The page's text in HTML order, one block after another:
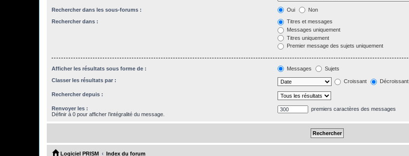
Rechercher dans les sous-forums : Oui Non
Rechercher dans :
Titres et messages
Messages uniquement
Titres uniquement
Premier message des sujets uniquement
Afficher les résultats sous forme de : Messages Sujets
Classer les résultats par : Croissant Décroissant
Rechercher depuis :
Renvoyer les :
Définir à 0 pour afficher l’intégralité du message.
premiers caractères des messages
Logiciel PRISM Index du forum